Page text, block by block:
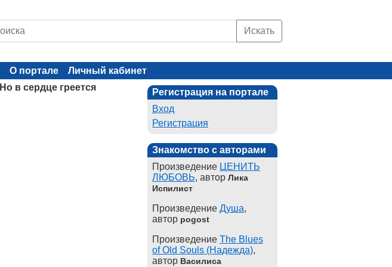
Искать
О портале
Личный кабинет
Но в сердце греется
Регистрация на портале
Вход
Регистрация
Знакомство с авторами
Произведение ЦЕНИТЬ
ЛЮБОВЬ, автор Лика
Испилист
Произведение Душа,
автор pogost
Произведение The Blues
of Old Souls (Надежда),
автор Василиса